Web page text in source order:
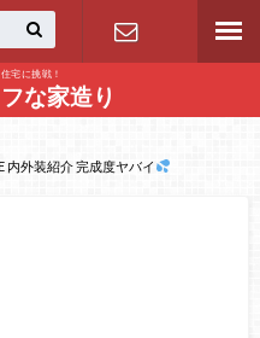
宅に挑戦！
な家造り問い合わせ
内外装紹介 完成度ヤバイ